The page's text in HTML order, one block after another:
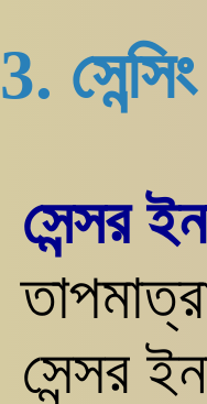
3.
সেন্সর
সেন্সর